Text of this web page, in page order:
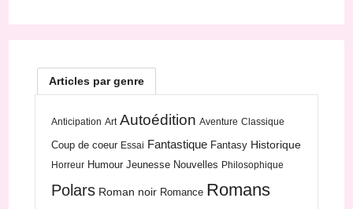
Articles par genre
Anticipation Art Autoédition Aventure Classique
Coup de coeur Essai Fantastique Fantasy Historique
Horreur Humour Jeunesse Nouvelles Philosophique
Polars Roman noir Romance Romans